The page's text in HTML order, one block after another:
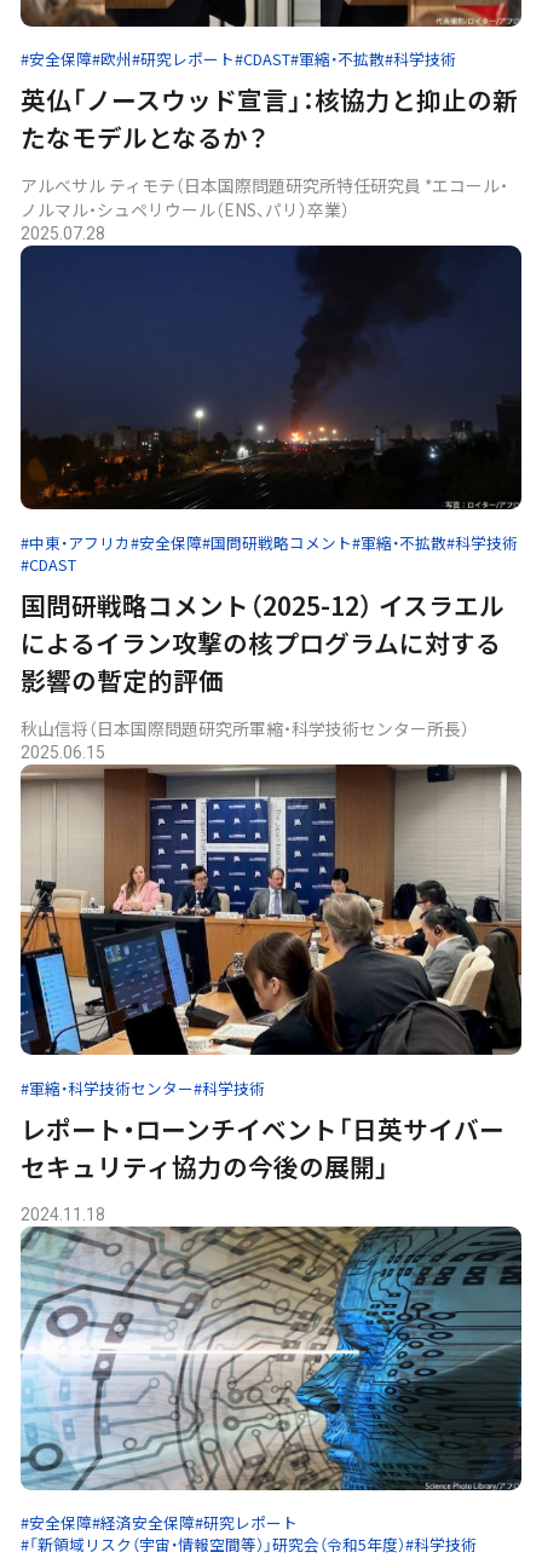
#安全保障#欧州#研究レポート#CDAST#軍縮・不拡散#科学技術
英仏「ノースウッド宣言」：核協力と抑止の新
たなモデルとなるか？
アルべサル ティモテ（日本国際問題研究所特任研究員 *エコール・
ノルマル・シュペリウール（ENS、パリ）卒業）
2025.07.28
#中東・アフリカ#安全保障#国問研戦略コメント#軍縮・不拡散#科学技術
#CDAST
国問研戦略コメント（2025-12） イスラエル
によるイラン攻撃の核プログラムに対する
影響の暫定的評価
秋山信将（日本国際問題研究所軍縮・科学技術センター所長）
2025.06.15
#軍縮・科学技術センター#科学技術
レポート・ローンチイベント「日英サイバー
セキュリティ協力の今後の展開」
2024.11.18
#安全保障#経済安全保障#研究レポート
#「新領域リスク（宇宙・情報空間等）」研究会（令和5年度）#科学技術